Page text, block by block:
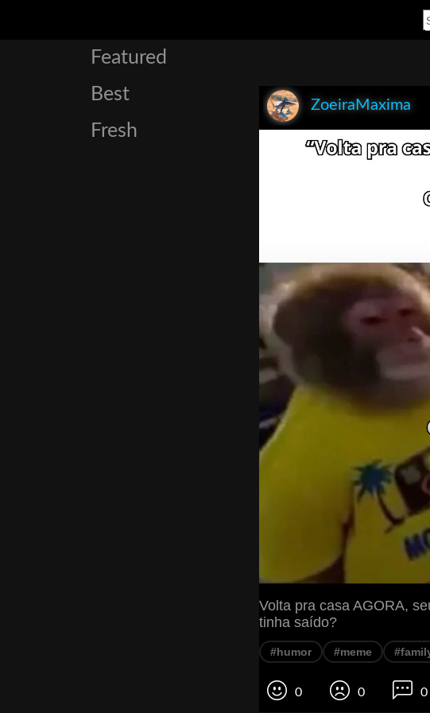
Featured
Best
Fresh
ZoeiraMaxima
Volta pra casa AGORA,
tinha saído?
#humor #meme
0 0 0